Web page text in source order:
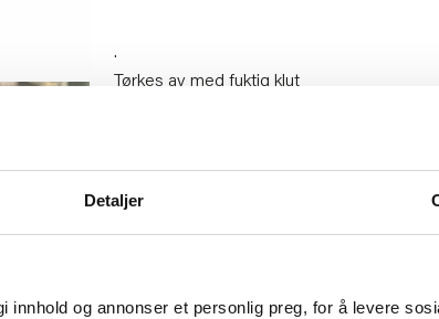
Detaljer
og annonser et personlig preg, for å levere
.
Tørkes av med fuktig klut
Bredde:
8.2 cm
Høyde:
Diameter:
8.2 cm